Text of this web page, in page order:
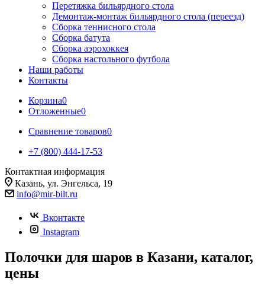
Перетяжка бильярдного стола
Демонтаж-монтаж бильярдного стола (переезд)
Сборка теннисного стола
Сборка батута
Сборка аэрохоккея
Сборка настольного футбола
Наши работы
Контакты
Корзина0
Отложенные0
Сравнение товаров0
+7 (800) 444-17-53
Контактная информация
Казань, ул. Энгельса, 19
info@mir-bilt.ru
Вконтакте
Instagram
Полочки для шаров в Казани, каталог,
цены